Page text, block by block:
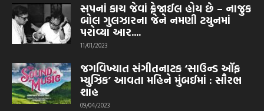
સપનાં કાચ જેવાં ફ્રેજાઈલ હોય છે – નાજુક
બોલ ગુલઝારના જેને નમણી ટયુનમાં
પરોવ્યા આર....
11/01/2023
જગવિખ્યાત સંગીતનાટક ‘સાઉન્ડ ઑફ
મ્યુઝિક’ આવતા મહિને મુંબઈમાં : સૌરભ
શાહ
09/04/2023